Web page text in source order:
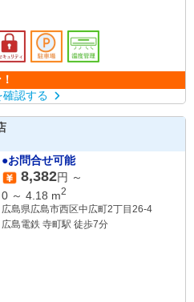
確認する
●お問合せ可能
8,382円 ～
0 ～ 4.18 m2
広島県広島市西区中広町2丁目26-4
広島電鉄 寺町駅 徒歩7分